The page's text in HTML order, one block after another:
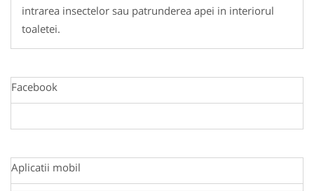
intrarea insectelor sau patrunderea apei in interiorul
toaletei.
Facebook
Aplicatii mobil